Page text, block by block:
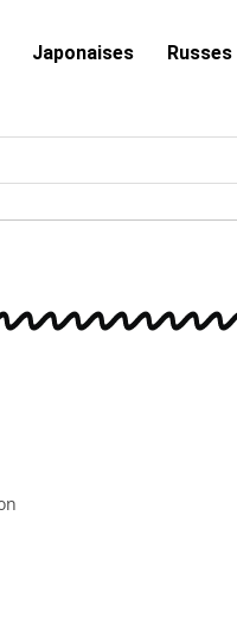
Japonaises Russes